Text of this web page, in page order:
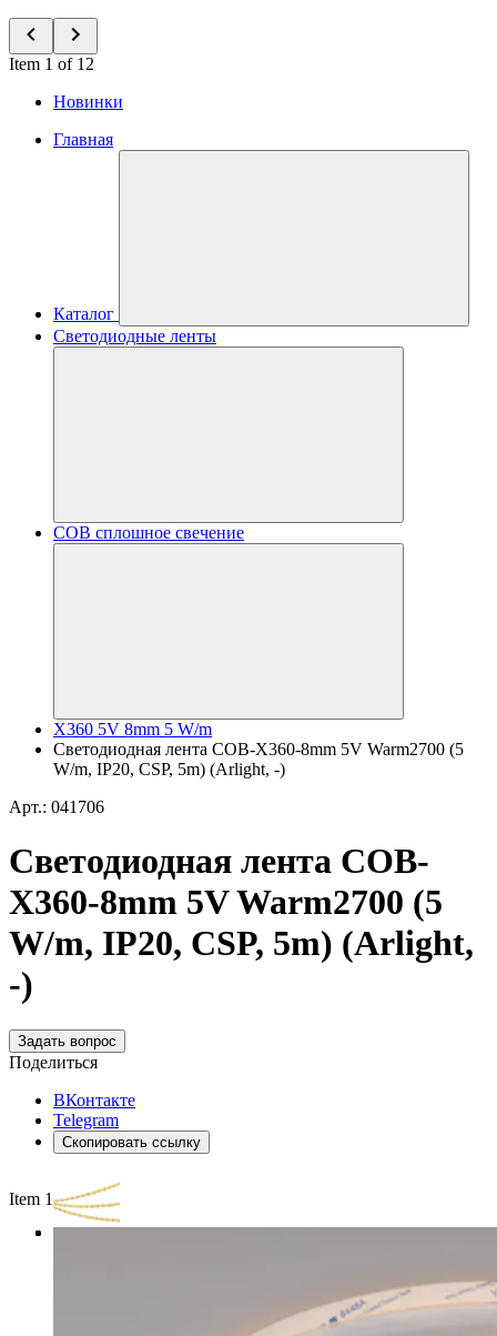
Item 1 of 12
Новинки
Главная
Каталог
Светодиодные ленты
COB сплошное свечение
X360 5V 8mm 5 W/m
Светодиодная лента COB-X360-8mm 5V Warm2700 (5
W/m, IP20, CSP, 5m) (Arlight, -)
Арт.: 041706
Светодиодная лента COB-
X360-8mm 5V Warm2700 (5
W/m, IP20, CSP, 5m) (Arlight,
-)
Задать вопрос
Поделиться
ВКонтакте
Telegram
Скопировать ссылку
Item 1 of 3